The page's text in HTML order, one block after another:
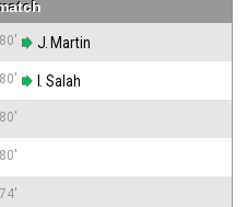
80' J. Martin
80' I. Salah
80'
80'
74'